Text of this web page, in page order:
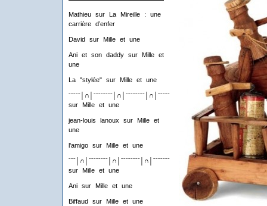
Mathieusur
La Mireille : une
carrière d’enfer
David sur Mille et une
Ani et son daddysur
Mille et
une
La "stylée"sur Mille et une
ˉˉˉˉˉ│∩│ˉˉˉˉˉˉˉˉ│∩│ˉˉˉˉˉˉˉˉ│∩│ˉˉˉˉˉˉˉˉ│∩│ˉˉˉˉ
sur
Mille et une
jean-louis lanoux sur
Mille et
une
l'amigosur Mille et une
ˉˉˉ│∩│ˉˉˉˉˉˉˉˉ│∩│ˉˉˉˉˉˉˉˉ│∩│ˉˉˉˉˉˉˉˉ│∩│ˉˉˉ
sur
Mille et une
Anisur Mille et une
Biffaud sur Mille et une